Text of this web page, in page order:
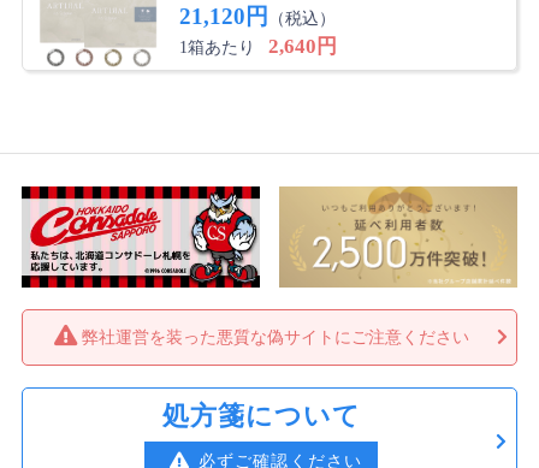
21,120円
（税込）
1箱あたり
2,640円
弊社運営を装った悪質な偽サイトにご注意ください
処方箋について
必ずご確認ください